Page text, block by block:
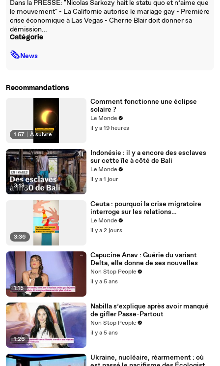
Dans la PRESSE: "Nicolas Sarkozy hait le statu quo et n’aime que
le mouvement" - La Californie autorise le mariage gay - Première
crise économique à Las Vegas - Cherrie Blair doit donner sa
démission…
Catégorie
🗞News
Recommandations
1:57 À suivre
Comment fonctionne une éclipse
solaire ?
Le Monde
il y a 19 heures
3:18
Indonésie : il y a encore des esclaves
sur cette île à côté de Bali
Le Monde
il y a 1 jour
3:36
Ceuta : pourquoi la crise migratoire
interroge sur les relations
diplomatiques entre le Maroc et
l’Espagne ?
Le Monde
il y a 2 jours
1:15
Capucine Anav : Guérie du variant
Delta, elle donne de ses nouvelles
Non Stop People
il y a 5 ans
1:26
Nabilla s’explique après avoir manqué
de gifler Passe-Partout
Non Stop People
il y a 5 ans
Ukraine, nucléaire, réarmement : où